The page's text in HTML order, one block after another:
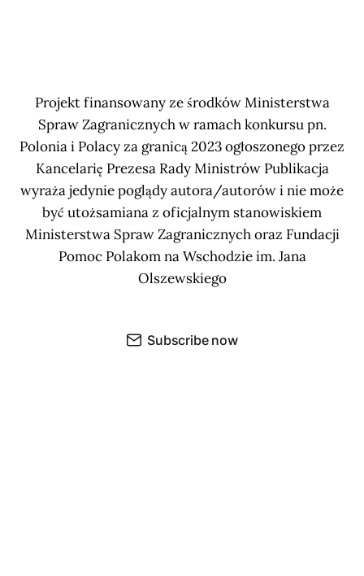
Projekt finansowany ze środków Ministerstwa
Spraw Zagranicznych w ramach konkursu pn.
Polonia i Polacy za granicą 2023 ogłoszonego przez
Kancelarię Prezesa Rady Ministrów Publikacja
wyraża jedynie poglądy autora/autorów i nie może
być utożsamiana z oficjalnym stanowiskiem
Ministerstwa Spraw Zagranicznych oraz Fundacji
Pomoc Polakom na Wschodzie im. Jana
Olszewskiego
Subscribe now